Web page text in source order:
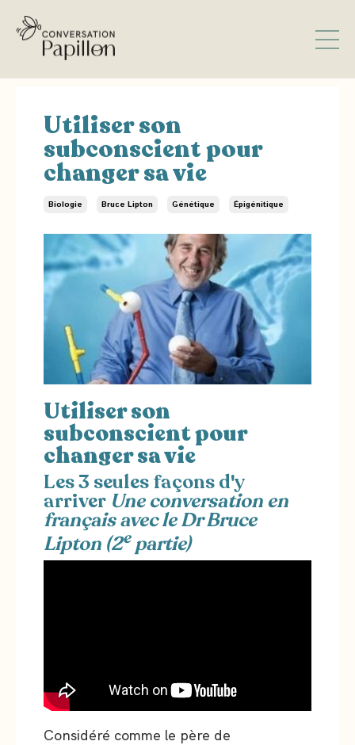
Utiliser son
subconscient pour
changer sa vie
Biologie Bruce Lipton Génétique Épigénitique
Utiliser son
subconscient pour
changer sa vie
Les 3 seules façons d'y
arriver Une conversation en
français avec le Dr Bruce
Lipton (2epartie)
Considéré comme le père de